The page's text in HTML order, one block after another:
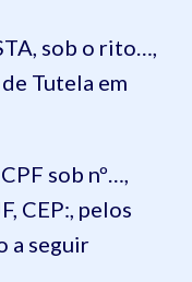
sob o rito…,
Tutela em
sob nº…,
CEP:, pelos
a seguir